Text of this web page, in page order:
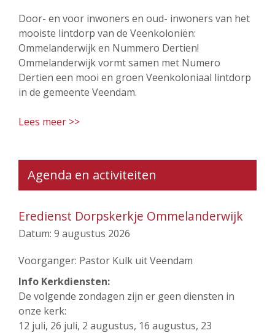
Door- en voor inwoners en oud- inwoners van het
mooiste lintdorp van de Veenkoloniën:
Ommelanderwijk en Nummero Dertien!
Ommelanderwijk vormt samen met Numero
Dertien een mooi en groen Veenkoloniaal lintdorp
in de gemeente Veendam.
Lees meer >>
Agenda en activiteiten
Eredienst Dorpskerkje Ommelanderwijk
Datum: 9 augustus 2026
Voorganger: Pastor Kulk uit Veendam
Info Kerkdiensten:
De volgende zondagen zijn er geen diensten in
onze kerk:
12 juli, 26 juli, 2 augustus, 16 augustus, 23